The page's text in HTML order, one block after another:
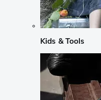
Kids & Tools